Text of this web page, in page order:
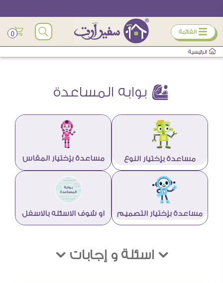
ÿ القائمة 0
الرئيسية
å بوابه المساعدة
مساعدة بإختيار النوع مساعدة بإختيار المقاس
مساعدة بإختيار التصميم او شوف الاسئله بالاسفل
Ü اسئلة و إجابات Ü